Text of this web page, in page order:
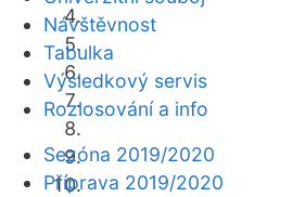
Návštěvnost
Tabulka
Výsledkový servis
Rozlosování a info
Sezóna 2019/2020
Příprava 2019/2020